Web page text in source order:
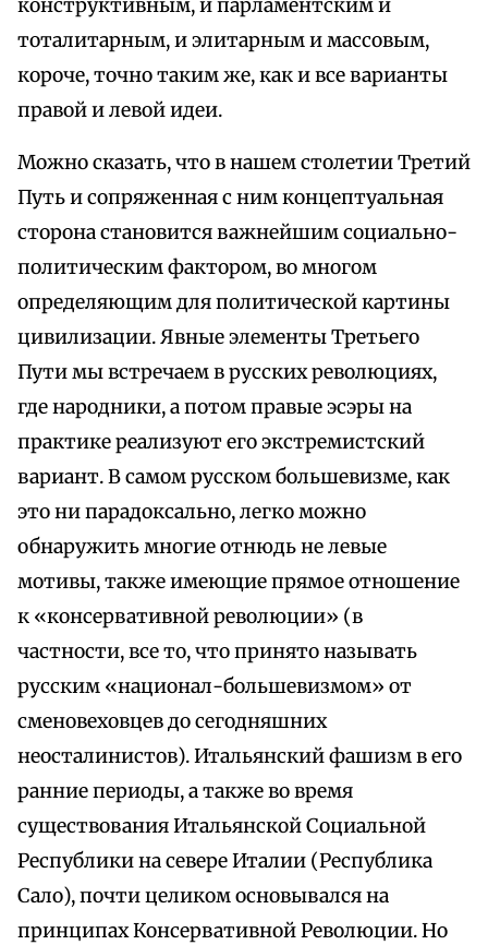
конструктивным, и парламентским и
тоталитарным, и элитарным и массовым,
короче, точно таким же, как и все варианты
правой и левой идеи.
Можно сказать, что в нашем столетии Третий
Путь и сопряженная с ним концептуальная
сторона становится важнейшим социально-
политическим фактором, во многом
определяющим для политической картины
цивилизации. Явные элементы Третьего
Пути мы встречаем в русских революциях,
где народники, а потом правые эсэры на
практике реализуют его экстремистский
вариант. В самом русском большевизме, как
это ни парадоксально, легко можно
обнаружить многие отнюдь не левые
мотивы, также имеющие прямое отношение
к «консервативной революции» (в
частности, все то, что принято называть
русским «национал-большевизмом» от
сменовеховцев до сегодняшних
неосталинистов). Итальянский фашизм в его
ранние периоды, а также во время
существования Итальянской Социальной
Республики на севере Италии (Республика
Сало), почти целиком основывался на
принципах Консервативной Революции. Но